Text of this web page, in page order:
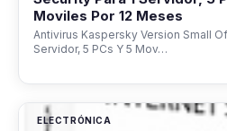
Moviles Por 12 Meses
Antivirus Kaspersky Version Small
Servidor, 5 PCs Y 5 Mov…
ELECTRÓNICA